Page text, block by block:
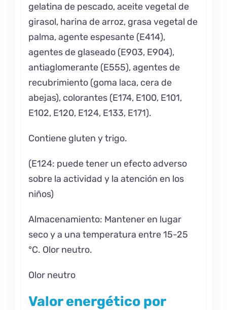
gelatina de pescado, aceite vegetal de
girasol, harina de arroz, grasa vegetal de
palma, agente espesante (E414),
agentes de glaseado (E903, E904),
antiaglomerante (E555), agentes de
recubrimiento (goma laca, cera de
abejas), colorantes (E174, E100, E101,
E102, E120, E124, E133, E171).
Contiene gluten y trigo.
(E124: puede tener un efecto adverso
sobre la actividad y la atención en los
niños)
Almacenamiento: Mantener en lugar
seco y a una temperatura entre 15-25
°C. Olor neutro.
Olor neutro
Valor energético por